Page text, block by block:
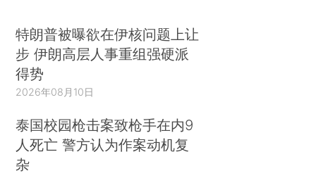
特朗普被曝欲在伊核问题上让
步 伊朗高层人事重组强硬派
得势
2026年08月10日
泰国校园枪击案致枪手在内9
人死亡 警方认为作案动机复
杂